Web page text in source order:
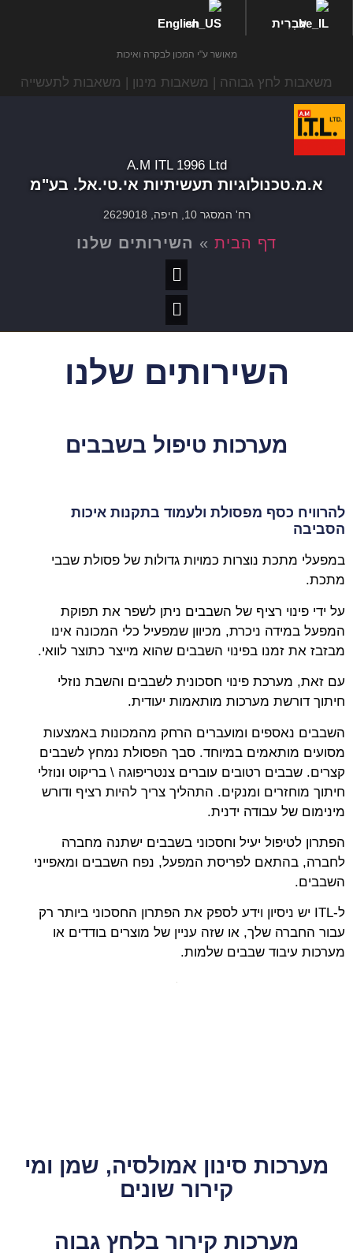
עִבְרִית English
מאושר ע"י המכון לבקרה ואיכות
משאבות לחץ גבוהה | משאבות מינון | משאבות לתעשייה
A.M ITL 1996 Ltd
א.מ.טכנולוגיות תעשיתיות אי.טי.אל. בע"מ
רח' המסגר 10, חיפה, 2629018
דף הבית » השירותים שלנו
השירותים שלנו
מערכות טיפול בשבבים
להרוויח כסף מפסולת ולעמוד בתקנות איכות
הסביבה
במפעלי מתכת נוצרות כמויות גדולות של פסולת שבבי
מתכת.
על ידי פינוי רציף של השבבים ניתן לשפר את תפוקת
המפעל במידה ניכרת, מכיוון שמפעיל כלי המכונה אינו
מבזבז את זמנו בפינוי השבבים שהוא מייצר כתוצר לוואי.
עם זאת, מערכת פינוי חסכונית לשבבים והשבת נוזלי
חיתוך דורשת מערכות מותאמות יעודית.
השבבים נאספים ומועברים הרחק מהמכונות באמצעות
מסועים מותאמים במיוחד. סבך הפסולת נמחץ לשבבים
קצרים. שבבים רטובים עוברים צנטריפוגה \ בריקוט ונוזלי
חיתוך מוחזרים ומנקים. התהליך צריך להיות רציף ודורש
מינימום של עבודה ידנית.
הפתרון לטיפול יעיל וחסכוני בשבבים ישתנה מחברה
לחברה, בהתאם לפריסת המפעל, נפח השבבים ומאפייני
השבבים.
ל-ITL יש ניסיון וידע לספק את הפתרון החסכוני ביותר רק
עבור החברה שלך, או שזה עניין של מוצרים בודדים או
מערכות עיבוד שבבים שלמות.
מערכות סינון אמולסיה, שמן ומי
קירור שונים
מערכות קירור בלחץ גבוה